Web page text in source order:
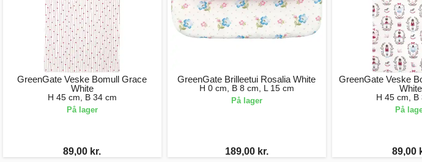
GreenGate Veske Bomull Grace
White
H 45 cm, B 34 cm
På lager
89,00 kr.
GreenGate Brilleetui Rosalia White
H 0 cm, B 8 cm, L 15 cm
På lager
189,00 kr.
GreenGate Veske
White
H 45 cm, B
På
89,00